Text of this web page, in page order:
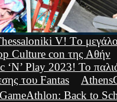
V! Tο μεγάλο
Culture con της Αθήν
‘N’ Play 2023! Το
του Fantas
Back to